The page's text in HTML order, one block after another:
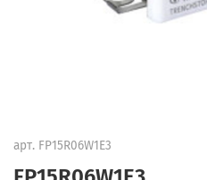
арт. FP15R06W1E3